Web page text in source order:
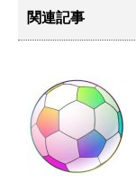
関連記事